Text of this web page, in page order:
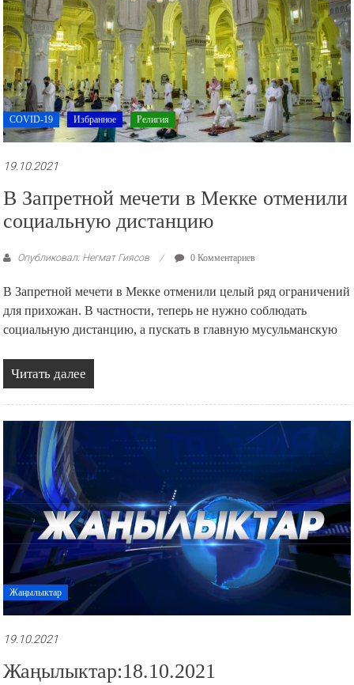
COVID-19 Избранное Религия
19.10.2021
В Запретной мечети в Мекке отменили
социальную дистанцию
Опубликовал: Негмат Гиясов 0 Комментариев
В Запретной мечети в Мекке отменили целый ряд ограничений
для прихожан. В частности, теперь не нужно соблюдать
социальную дистанцию, а пускать в главную мусульманскую
Читать далее
Жаңылыктар
19.10.2021
Жаңылыктар:18.10.2021